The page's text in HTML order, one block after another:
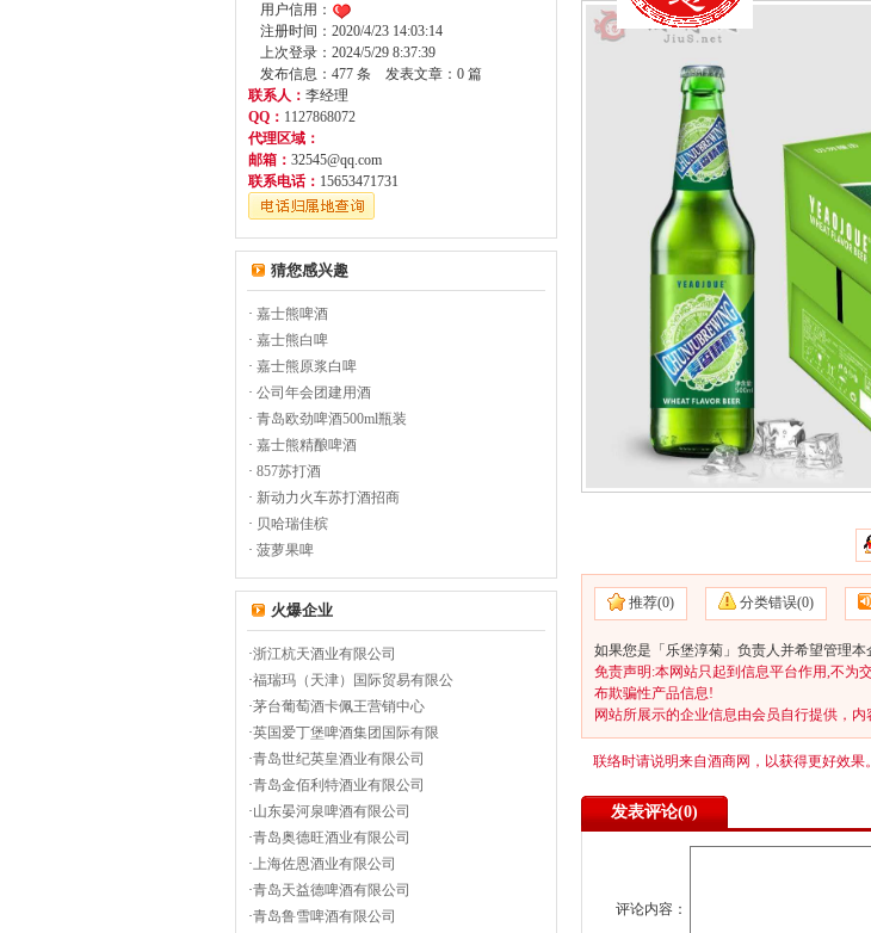
用户信用：
注册时间：2020/4/23 14:03:14
上次登录：2024/5/29 8:37:39
发布信息：477 条 发表文章：0 篇
联系人： 李经理
QQ： 1127868072
代理区域：
邮箱： 32545@qq.com
联系电话： 15653471731
猜您感兴趣
· 嘉士熊啤酒
· 嘉士熊白啤
· 嘉士熊原浆白啤
· 公司年会团建用酒
· 青岛欧劲啤酒500ml瓶装
· 嘉士熊精酿啤酒
· 857苏打酒
· 新动力火车苏打酒招商
· 贝哈瑞佳槟
· 菠萝果啤
火爆企业
·浙江杭天酒业有限公司
·福瑞玛（天津）国际贸易有限公
·茅台葡萄酒卡佩王营销中心
·英国爱丁堡啤酒集团国际有限
·青岛世纪英皇酒业有限公司
·青岛金佰利特酒业有限公司
·山东晏河泉啤酒有限公司
·青岛奥德旺酒业有限公司
·上海佐恩酒业有限公司
·青岛天益德啤酒有限公司
·青岛鲁雪啤酒有限公司
推荐(0) 分类错误(0)
如果您是「乐堡淳菊」负责人并希望管理
免责声明:本网站只起到信息平台作用,不为
布欺骗性产品信息!
网站所展示的企业信息由会员自行提供，
联络时请说明来自酒商网，以获得更好效果。
发表评论(0)
评论内容：